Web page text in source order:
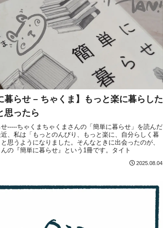
暮らせ – ちゃくま】もっと楽に暮らした
ったら
-----ちゃくまちゃくまさんの「簡単に暮らせ」を読んだ
、私は「もっとのんびり、もっと楽に、自分らしく暮
思うようになりました。そんなときに出会ったのが、
の『簡単に暮らせ』という1冊です。タイト
2025.08.04